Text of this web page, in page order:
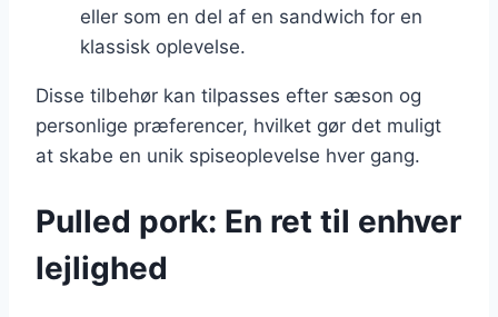
eller som en del af en sandwich for en
klassisk oplevelse.
Disse tilbehør kan tilpasses efter sæson og
personlige præferencer, hvilket gør det muligt
at skabe en unik spiseoplevelse hver gang.
Pulled pork: En ret til enhver
lejlighed